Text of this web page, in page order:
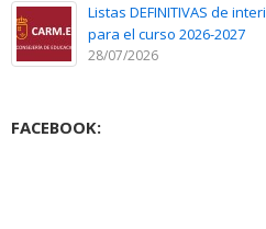
Listas DEFINITIVAS de
para el curso 2026-2027
28/07/2026
FACEBOOK: